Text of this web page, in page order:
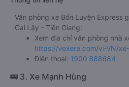
Văn phòng xe Bốn Luyện Express
Cai Lậy - Tiền Giang:
Xem địa chỉ văn phòng nhà
https://vexere.com/vi-VN/
Điện thoại: 1900 888684
🚌 3. Xe Mạnh Hùng